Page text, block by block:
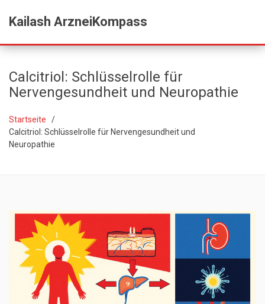
Kailash ArzneiKompass
Calcitriol: Schlüsselrolle für
Nervengesundheit und Neuropathie
Startseite
Calcitriol: Schlüsselrolle für Nervengesundheit und
Neuropathie